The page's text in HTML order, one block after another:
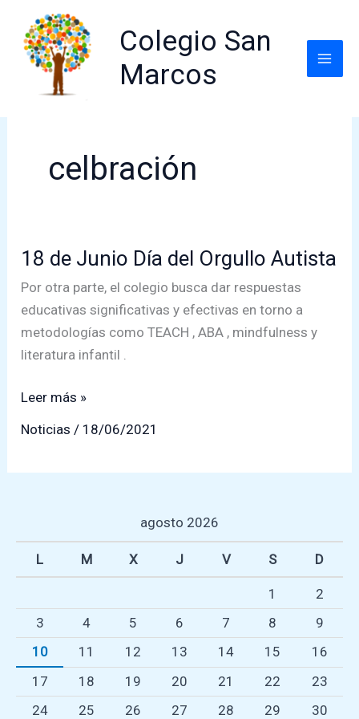
contenido
Colegio San
Marcos
celbración
18 de Junio Día del Orgullo Autista
Por otra parte, el colegio busca dar respuestas
educativas significativas y efectivas en torno a
metodologías como TEACH , ABA , mindfulness y
literatura infantil .
18
Leer más »
Noticias / 18/06/2021
agosto 2026
L M X J V S D
1
2
3
4 5 6 7 8
9
10
11 12 13 14 15
16
17
18 19 20 21 22
23
24
25 26 27 28 29
30